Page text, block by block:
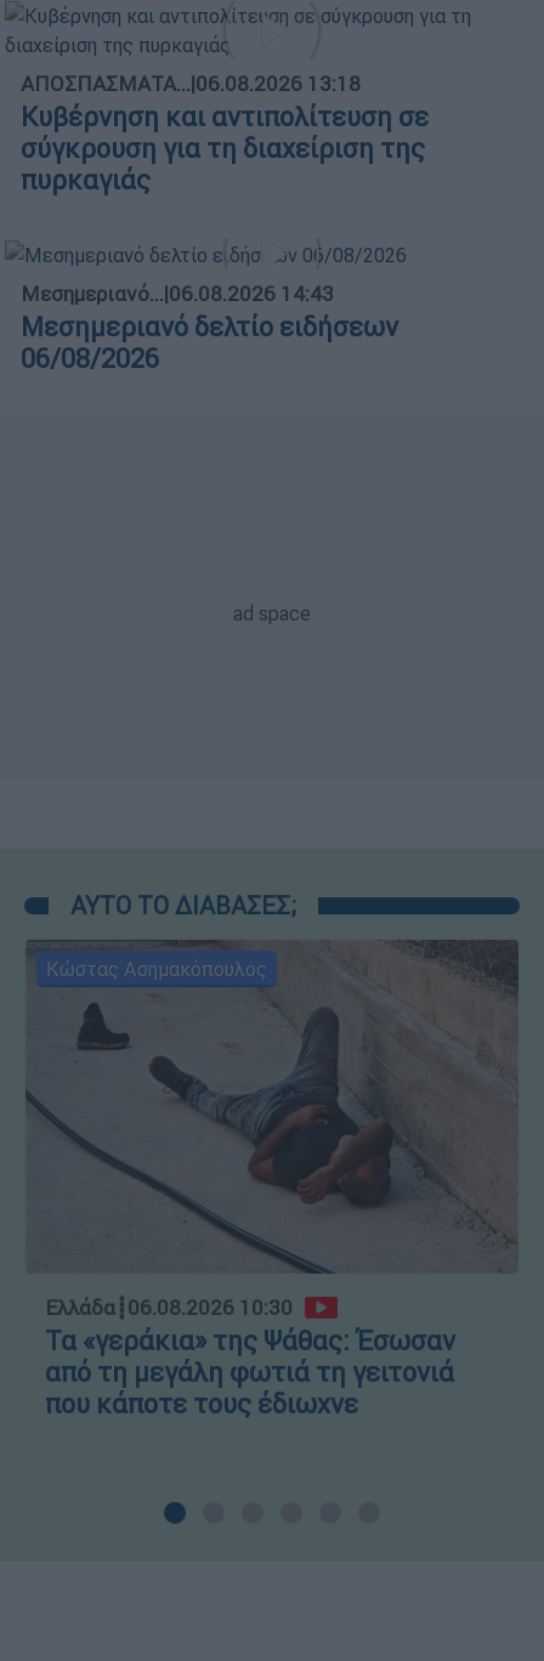
ΑΠΟΣΠΑΣΜΑΤΑ...|06.08.2026 13:18
Κυβέρνηση και αντιπολίτευση σε
σύγκρουση για τη διαχείριση της
πυρκαγιάς
Μεσημεριανό...|06.08.2026 14:43
Μεσημεριανό δελτίο ειδήσεων
06/08/2026
ΑΥΤΟ ΤΟ ΔΙΑΒΑΣΕΣ;
Κώστας Ασημακόπουλος
Ελλάδα┋06.08.2026 10:30
Τα «γεράκια» της Ψάθας: Έσωσαν
από τη μεγάλη φωτιά τη γειτονιά
που κάποτε τους έδιωχνε